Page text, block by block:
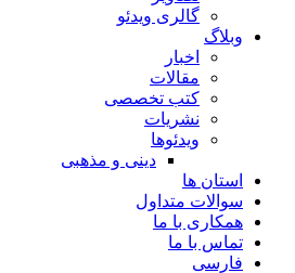
گالری ویدئو
وبلاگ
اخبار
مقالات
کتب تخصصی
نشریات
ویدئوها
دینی و مذهبی
استان ها
سوالات متداول
همکاری با ما
تماس با ما
فارسی